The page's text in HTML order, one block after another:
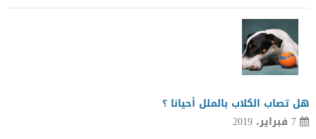
هل تصاب الكلاب بالملل أحيانا ؟
7 فبراير، 2019